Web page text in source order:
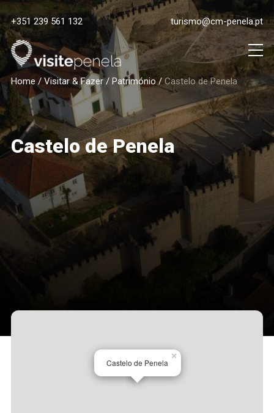
+351 239 561 132 turismo@cm-penela.pt
Home / Visitar & Fazer / Património / Castelo de Penela
Castelo de Penela
Castelo de Penela
×